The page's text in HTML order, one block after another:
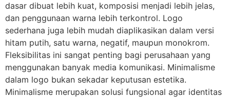
dasar dibuat lebih kuat, komposisi menjadi lebih jelas,
dan penggunaan warna lebih terkontrol. Logo
sederhana juga lebih mudah diaplikasikan dalam versi
hitam putih, satu warna, negatif, maupun monokrom.
Fleksibilitas ini sangat penting bagi perusahaan yang
menggunakan banyak media komunikasi. Minimalisme
dalam logo bukan sekadar keputusan estetika.
Minimalisme merupakan solusi fungsional agar identitas